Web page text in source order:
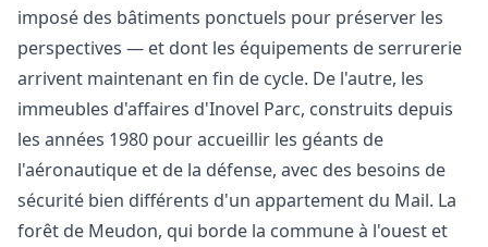
imposé des bâtiments ponctuels pour préserver les
perspectives — et dont les équipements de serrurerie
arrivent maintenant en fin de cycle. De l'autre, les
immeubles d'affaires d'Inovel Parc, construits depuis
les années 1980 pour accueillir les géants de
l'aéronautique et de la défense, avec des besoins de
sécurité bien différents d'un appartement du Mail. La
forêt de Meudon, qui borde la commune à l'ouest et